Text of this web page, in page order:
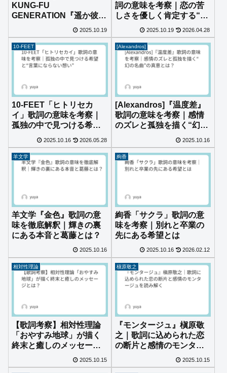
KUNG-FU
GENERATION『遥か彼
方』に込められた意味と
は？NARUTO主題歌の真
意に迫る
2025.10.19
詞の意味を考察｜恋の苦
しさを優しく肯定する“恋
煩い”の正体
2025.10.19 2026.04.28
10-FEET
10-FEET「ヒトリセカ
イ」歌詞の意味を考察｜
孤独の中で見つける希望
2025.10.16 2026.05.28
[Alexandros]
[Alexandros]『温度差』
歌詞の意味を考察｜感情
のズレと孤独を描く“幻の
2025.10.16
羊文学
羊文学『金色』歌詞の意
味を徹底解釈｜輝きの裏
にある本音と葛藤とは？
2025.10.16
絢香
絢香「サクラ」歌詞の意
味を考察｜別れと卒業の
先にある希望とは
2025.10.16 2026.02.12
相対性理論
【歌詞考察】相対性理論
「おやすみ地球」が描く
終末と癒しのメッセージ
2025.10.15
槇原敬之
『モンタージュ』槇原敬
之｜歌詞に込められた恋
の断片と感情のモンター
2025.10.15